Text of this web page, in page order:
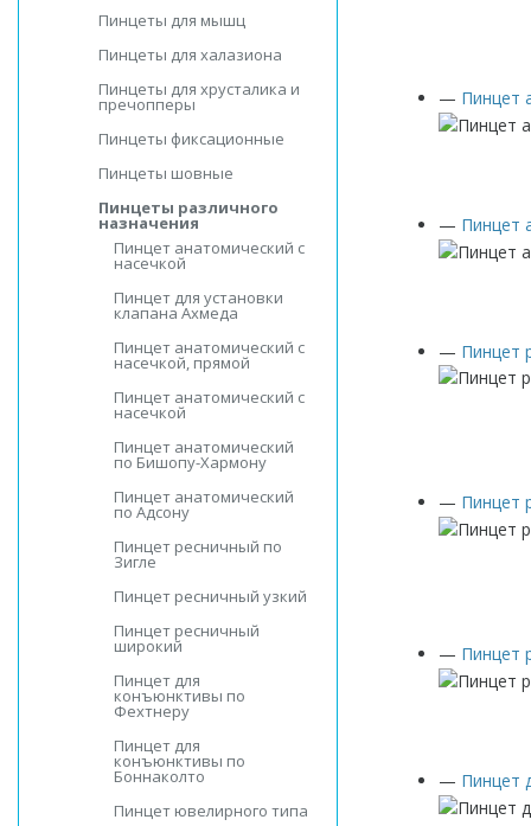
Пинцеты для мышц
Пинцеты для халазиона
Пинцеты для хрусталика и
пречопперы
Пинцеты фиксационные
Пинцеты шовные
Пинцеты различного
назначения
Пинцет анатомический с
насечкой
Пинцет для установки
клапана Ахмеда
Пинцет анатомический с
насечкой, прямой
Пинцет анатомический с
насечкой
Пинцет анатомический
по Бишопу-Хармону
Пинцет анатомический
по Адсону
Пинцет ресничный по
Зигле
Пинцет ресничный узкий
Пинцет ресничный
широкий
Пинцет для
конъюнктивы по
Фехтнеру
Пинцет для
конъюнктивы по
Боннаколто
Пинцет ювелирного типа
— Пинцет
— Пинцет
— Пинцет
— Пинцет
— Пинцет
— Пинцет